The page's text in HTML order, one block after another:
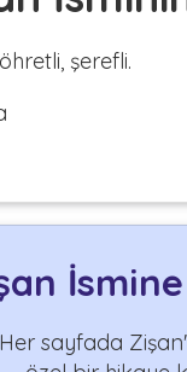
şerefli.
Her sayfada